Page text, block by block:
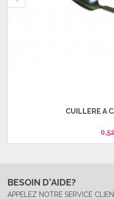
CUILLÈRE À
BESOIN D'AIDE?
APPELEZ NOTRE SERVICE